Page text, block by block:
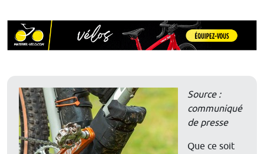
Source :
communiqué
de presse
Que ce soit